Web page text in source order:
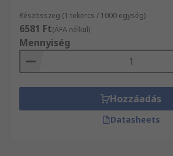
Részösszeg (1 tekercs / 1000 egység)
6581 Ft(ÁFA nélkül)
Mennyiség
Hozzáadás
Datasheets